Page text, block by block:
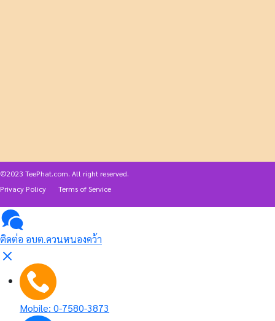
©2023 TeePhat.com. All right reserved.
Privacy Policy
Terms of Service
ติดต่อ อบต.ควนหนองคว้า
Mobile: 0-7580-3873